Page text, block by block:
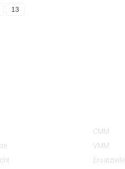
13
CMM
VMM
Ersatzteile